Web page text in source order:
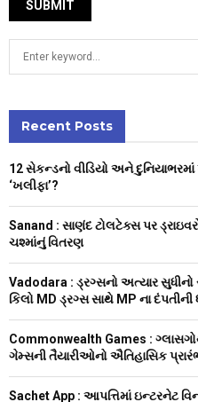
h
o
Recent Posts
12 સેકન્ડનો વીડિયો અને
‘ખલીફા’?
Sanand : સાણંદ ટોલટેક્સ પર
ચશ્માંનું વિતરણ
Vadodara : ડ્રગ્સનો અત્યાર સુધીનો
કિલો MD ડ્રગ્સ સાથે MP ના
Commonwealth Games :
ગેમ્સની તૈયારીઓનો ઐતિહાસિક
Sachet App : આપત્તિમાં ઇન્ટરનેટ